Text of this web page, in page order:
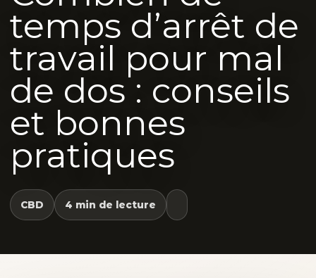
temps d’arrêt de
travail pour mal
de dos : conseils
et bonnes
pratiques
CBD 4 min de lecture